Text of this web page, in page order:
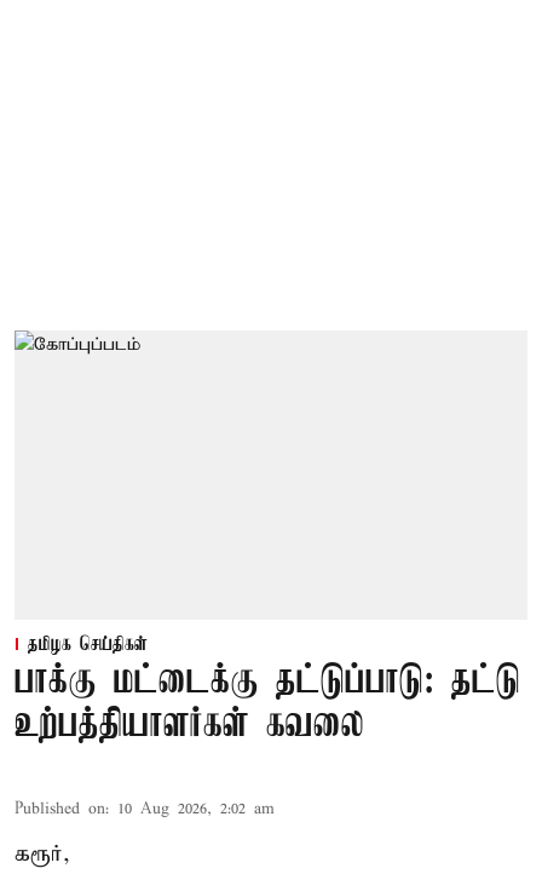
தமிழக செய்திகள்
பாக்கு மட்டைக்கு தட்டுப்பாடு: தட்டு
உற்பத்தியாளர்கள் கவலை
Published on: 10 Aug 2026, 2:02 am
கரூர்,